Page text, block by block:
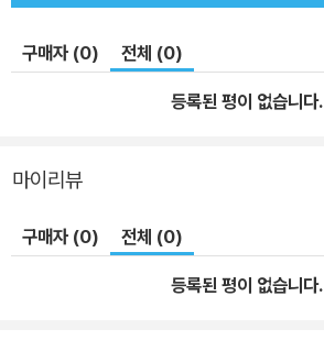
구매자 (0) 전체 (0)
등록된 평이 없습니다.
마이리뷰
구매자 (0) 전체 (0)
등록된 평이 없습니다.